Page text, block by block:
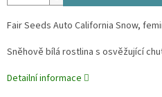
Fair Seeds Auto California Snow,
Sněhově bílá rostlina s osvěžující
Detailní informace